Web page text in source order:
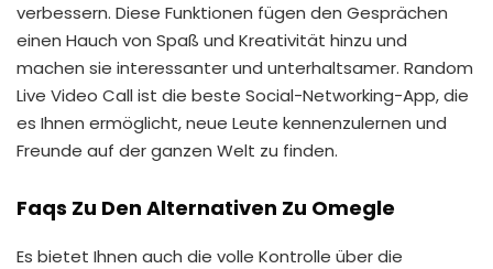
verbessern. Diese Funktionen fügen den Gesprächen
einen Hauch von Spaß und Kreativität hinzu und
machen sie interessanter und unterhaltsamer. Random
Live Video Call ist die beste Social-Networking-App, die
es Ihnen ermöglicht, neue Leute kennenzulernen und
Freunde auf der ganzen Welt zu finden.
Faqs Zu Den Alternativen Zu Omegle
Es bietet Ihnen auch die volle Kontrolle über die